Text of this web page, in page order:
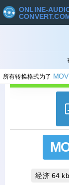
ONLINE-
所有转换格式为了 MOV
经济 64